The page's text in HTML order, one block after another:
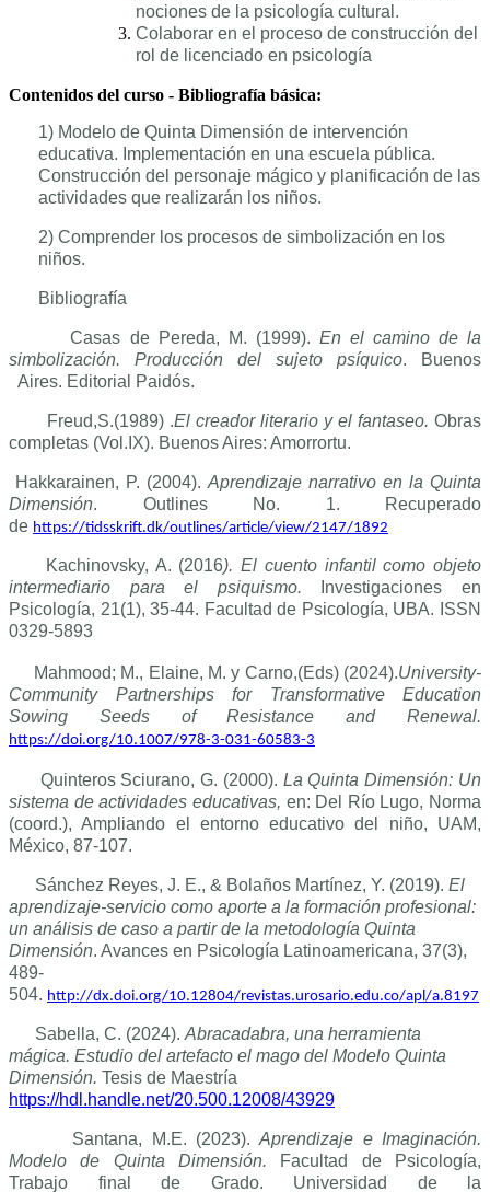
nociones de la psicología cultural.
Colaborar en el proceso de construcción del
rol de licenciado en psicología
Contenidos del curso - Bibliografía básica:
1) Modelo de Quinta Dimensión de intervención
educativa. Implementación en una escuela pública.
Construcción del personaje mágico y planificación de las
actividades que realizarán los niños.
2) Comprender los procesos de simbolización en los
niños.
Bibliografía
Casas de Pereda, M. (1999). En el camino de la
simbolización. Producción del sujeto psíquico. Buenos
Aires. Editorial Paidós.
Freud,S.(1989) .El creador literario y el fantaseo. Obras
completas (Vol.IX). Buenos Aires: Amorrortu.
Hakkarainen, P. (2004). Aprendizaje narrativo en la Quinta
Dimensión. Outlines No. 1. Recuperado
de https://tidsskrift.dk/outlines/article/view/2147/1892
Kachinovsky, A. (2016). El cuento infantil como objeto
intermediario para el psiquismo.
Investigaciones en
Psicología, 21(1), 35-44. Facultad de Psicología, UBA. ISSN
0329-5893
Mahmood; M., Elaine, M. y Carno,(Eds) (2024).University-
Community Partnerships for Transformative Education
Sowing Seeds of Resistance and Renewal.
https://doi.org/10.1007/978-3-031-60583-3
Quinteros Sciurano, G. (2000). La Quinta Dimensión: Un
sistema de actividades educativas, en: Del Río Lugo, Norma
(coord.), Ampliando el entorno educativo del niño, UAM,
México, 87-107.
Sánchez Reyes, J. E., & Bolaños Martínez, Y. (2019). El
aprendizaje-servicio como aporte a la formación profesional:
un análisis de caso a partir de la metodología Quinta
Dimensión. Avances en Psicología Latinoamericana, 37(3),
489-
504. http://dx.doi.org/10.12804/revistas.urosario.edu.co/apl/a.8197
Sabella, C. (2024). Abracadabra, una herramienta
mágica. Estudio del artefacto el mago del Modelo Quinta
Dimensión. Tesis de Maestría
https://hdl.handle.net/20.500.12008/43929
Santana, M.E. (2023).Aprendizaje e Imaginación.
Modelo de Quinta Dimensión. Facultad de Psicología,
Trabajo final de Grado. Universidad de la